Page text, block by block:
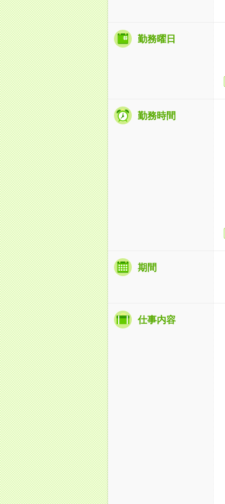
勤務曜日
勤務時間
期間
仕事内容